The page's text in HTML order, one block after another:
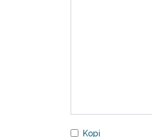
Kopi